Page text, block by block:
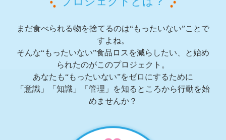
まだ食べられる物を捨てるのは“もったいない”ことで
すよね。
そんな“もったいない”食品ロスを減らしたい、と始め
られたのがこのプロジェクト。
あなたも“もったいない”をゼロにするために
「意識」「知識」「管理」を知るところから行動を始
めませんか？